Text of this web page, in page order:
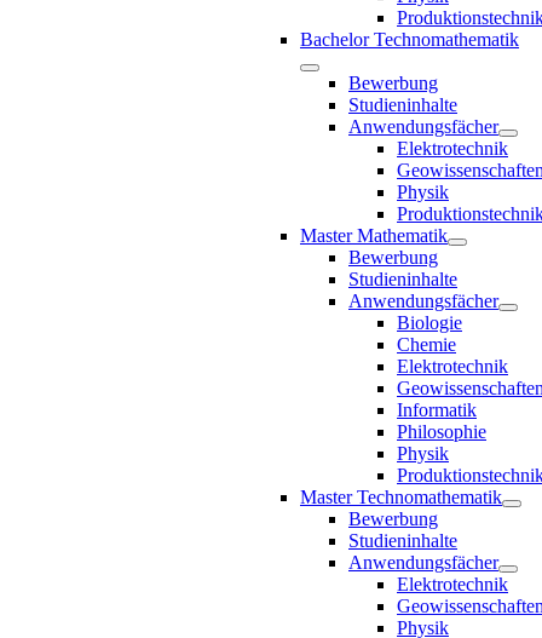
Bachelor Technomathematik
Bewerbung
Studieninhalte
Anwendungsfächer
Elektrotechnik
Physik
Master Mathematik
Bewerbung
Studieninhalte
Anwendungsfächer
Biologie
Chemie
Elektrotechnik
Informatik
Philosophie
Physik
Master Technomathematik
Bewerbung
Studieninhalte
Anwendungsfächer
Elektrotechnik
Physik